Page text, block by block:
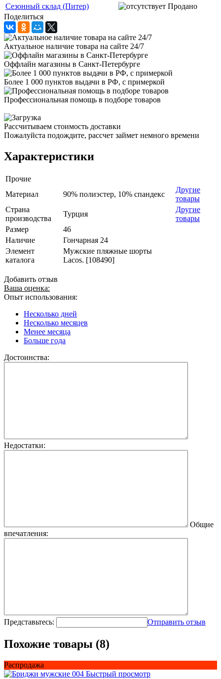
Сезонный склад (Питер)
Продано
Поделиться
Актуальное наличие товара на сайте 24/7
Оффлайн магазины в Санкт-Петербурге
Более 1 000 пунктов выдачи в РФ, с примеркой
Профессиональная помощь в подборе товаров
Рассчитываем стоимость доставки
Пожалуйста подождите, рассчет займет немного времени
Характеристики
Прочие
Материал
90% полиэстер, 10% спандекс
Другие
товары
Страна
производства
Турция
Другие
товары
Размер
46
Наличие
Гончарная 24
Элемент
каталога
Мужские пляжные шорты
Lacos. [108490]
Добавить отзыв
Ваша оценка:
Опыт использования:
Несколько дней
Несколько месяцев
Менее месяца
Больше года
Достоинства:
Недостатки:
Общие
впечатления:
Представьтесь: Отправить отзыв
Похожие товары (8)
Распродажа
Быстрый просмотр